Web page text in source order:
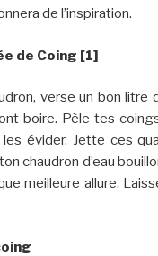
de l’inspiration.
de Coing [1]
verse un bon litre
boire. Pèle tes
les évider. Jette ces
chaudron d’eau
meilleure allure.